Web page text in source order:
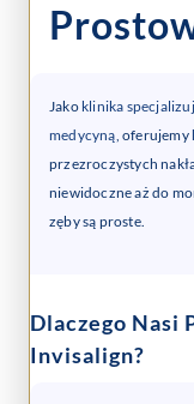
Jako klinika
medycyną , oferujemy
przezroczystych
niewidoczne aż do
zęby są proste.
Dlaczego Nasi
Invisalign?